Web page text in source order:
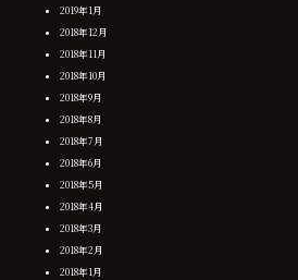
2019年1月
2018年12月
2018年11月
2018年10月
2018年9月
2018年8月
2018年7月
2018年6月
2018年5月
2018年4月
2018年3月
2018年2月
2018年1月